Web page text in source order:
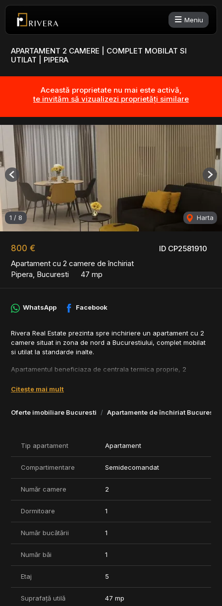
Meniu
APARTAMENT 2 CAMERE | COMPLET MOBILAT SI
UTILAT | PIPERA
Această proprietate nu mai este activă,
te invităm să vizualizezi proprietăți similare
ID CP2581910
800 €
Apartament cu 2 camere de închiriat
Pipera, Bucuresti
47 mp
1 / 8 Harta
Previous
Oferte imobiliare Bucuresti Apartamente de închiriat Bucuresti
WhatsApp Facebook
Rivera Real Estate prezinta spre inchiriere un apartament cu 2
camere situat in zona de nord a Bucurestiului, complet mobilat
si utilat la standarde inalte.
Apartamentul beneficiaza de centrala termica proprie, 2
incorporat cu congelator, cuptor electric, plita pe gaz, hota,
inclusiv cu vesela si ustensile.
functie de preferinte.
tapitat cu catifea neagra si include sertare pentru depozitare.
In pretul chiriei este inclus si un loc de parcare subteran
Pentru mai multe detalii sau programarea unei vizionari, va stam
la dispozitie.
Citește mai mult
Tip apartament Apartament
Compartimentare Semidecomandat
Număr camere 2
Dormitoare 1
Număr bucătării 1
Număr băi 1
Etaj 5
Suprafață utilă 47 mp